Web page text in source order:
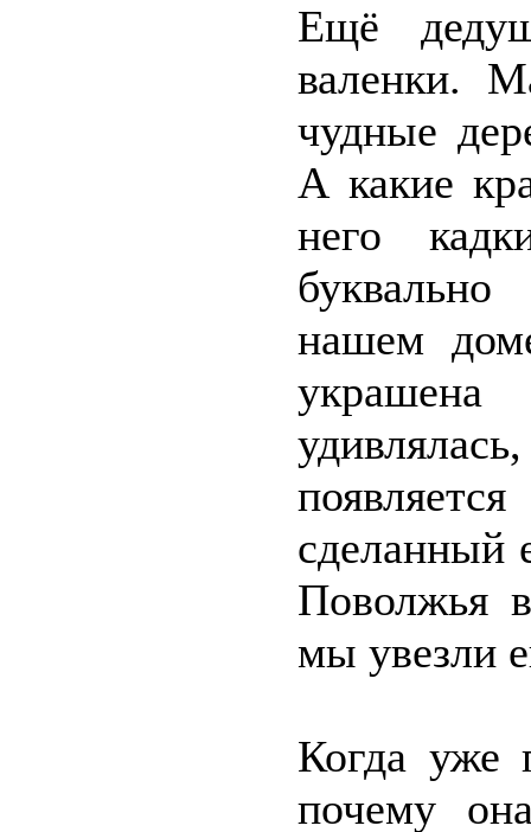
Ещё
валенки.
чудные
А какие
него
нашем
сделанный
Поволжья
мы увезли
Когда уже
почему